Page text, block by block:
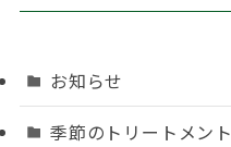
お知らせ
季節のトリートメント